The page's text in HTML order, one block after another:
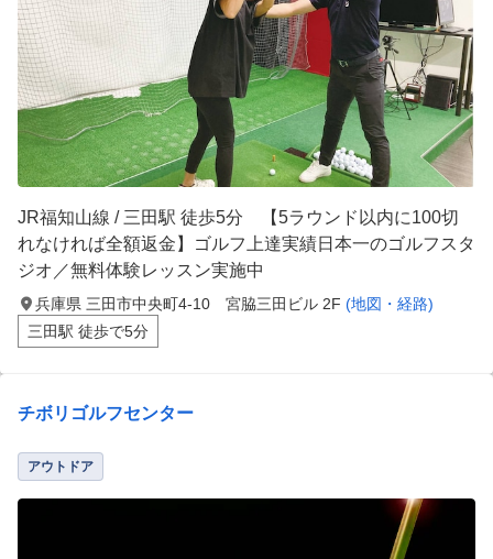
JR福知山線 / 三田駅 徒歩5分 【5ラウンド以内に100切
れなければ全額返金】ゴルフ上達実績日本一のゴルフスタ
ジオ／無料体験レッスン実施中
兵庫県 三田市中央町4-10 宮脇三田ビル 2F (地図・経路)
三田駅 徒歩で5分
チボリゴルフセンター
アウトドア